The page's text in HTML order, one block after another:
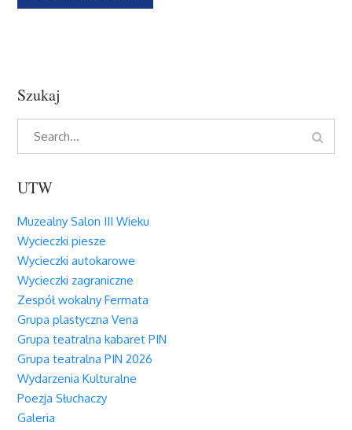
Szukaj
Search
UTW
Muzealny Salon III Wieku
Wycieczki piesze
Wycieczki autokarowe
Wycieczki zagraniczne
Zespół wokalny Fermata
Grupa plastyczna Vena
Grupa teatralna kabaret PIN
Grupa teatralna PIN 2026
Wydarzenia Kulturalne
Poezja Słuchaczy
Galeria